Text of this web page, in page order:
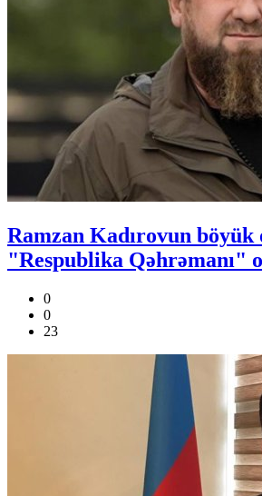
Ramzan Kadırovun böyük
"Respublika Qəhrəmanı"
0
0
23